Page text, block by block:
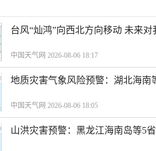
台风“灿鸿”向西北方向移动 未来对
中国天气网 2026-08-06 18:17
地质灾害气象风险预警：湖北海南
中国天气网 2026-08-06 18:05
山洪灾害预警：黑龙江海南岛等5